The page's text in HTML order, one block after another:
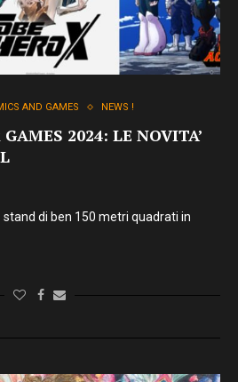
AND GAMES NEWS !
2024: LE NOVITA’
di ben 150 metri quadrati in